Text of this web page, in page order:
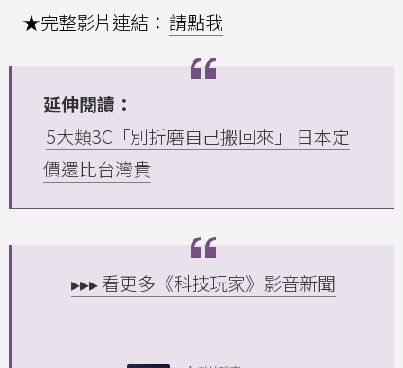
★完整影片連結： 請點我
延伸閱讀：
5大類3C「別折磨自己搬回來」 日本定
價還比台灣貴
▸▸▸ 看更多《科技玩家》影音新聞